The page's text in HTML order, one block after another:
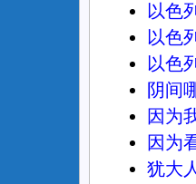
以色
以色
以色
阴间
因为
因为
犹大